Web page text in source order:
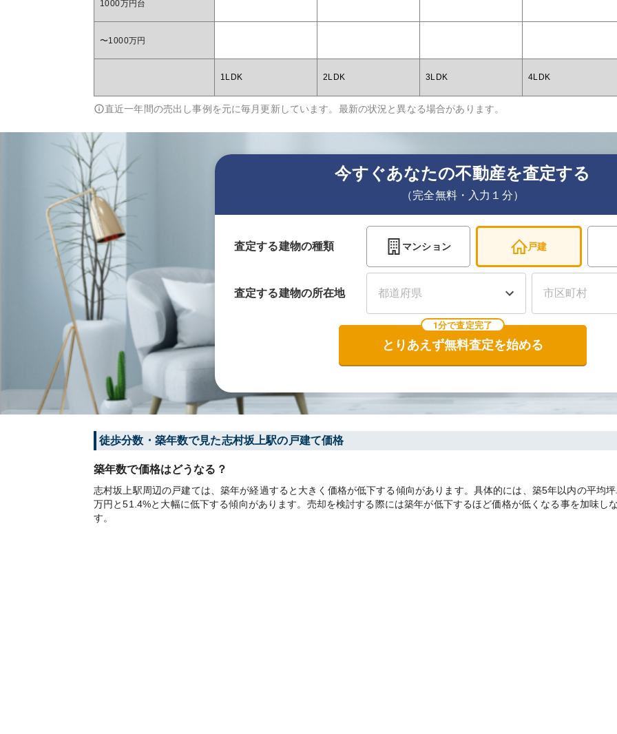
1000万円台
〜1000万円
1LDK 2LDK 3LDK 4LDK
直近一年間の売出し事例を元に毎月更新しています。最新の状況と異なる場合があります。
今すぐあなたの不動産を査定する
（完全無料・入力１分）
査定する建物の種類 マンション 戸建
査定する建物の所在地
1分で査定完了
とりあえず無料査定を始める
徒歩分数・築年数で見た志村坂上駅の戸建て価格
築年数で価格はどうなる？
志村坂上駅周辺の戸建ては、築年が経過すると大きく価格が低下する傾向があります。具体的には、築5年以内の平均
万円と51.4%と大幅に低下する傾向があります。売却を検討する際には築年が低下するほど価格が低くなる事を加味し
す。